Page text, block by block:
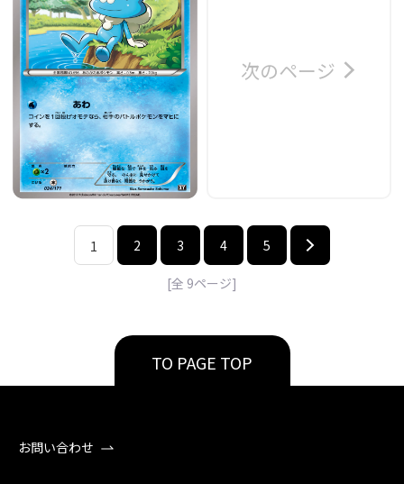
次のページ
1 2 3 4 5
[全 9ページ]
TO PAGE TOP
お問い合わせ